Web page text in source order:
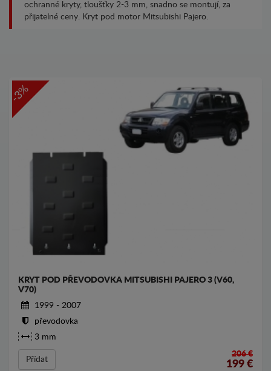
ochranné kryty, tloušťky 2-3 mm, snadno se montují, za
přijatelné ceny. Kryt pod motor Mitsubishi Pajero.
-3%
KRYT POD PŘEVODOVKA MITSUBISHI PAJERO 3 (V60,
V70)
1999 - 2007
převodovka
3 mm
Přídat
206 €
199 €